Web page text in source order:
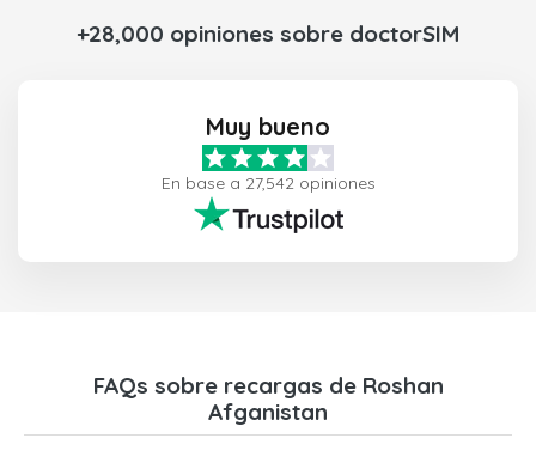
+28,000 opiniones sobre doctorSIM
Muy bueno
En base a 27,542 opiniones
FAQs sobre recargas de Roshan
Afganistan